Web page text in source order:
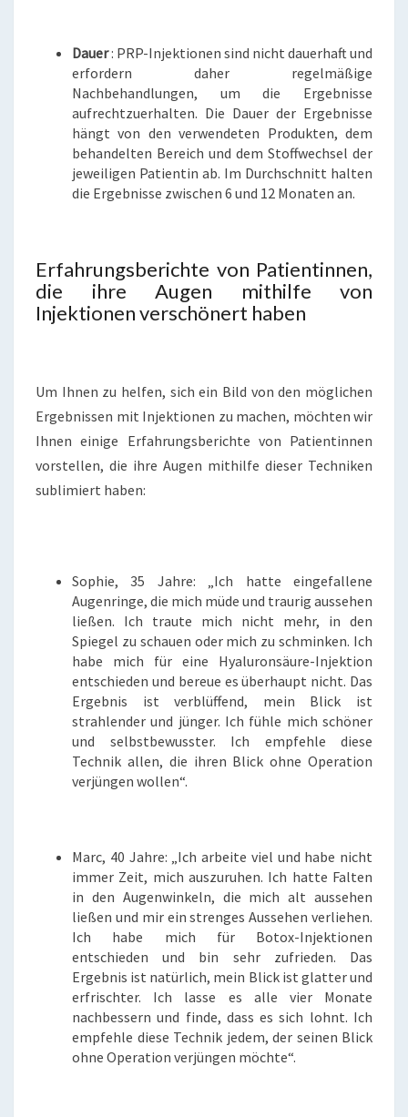
Dauer: PRP-Injektionen sind nicht dauerhaft und
erfordern daher regelmäßige
Nachbehandlungen, um die Ergebnisse
aufrechtzuerhalten. Die Dauer der Ergebnisse
hängt von den verwendeten Produkten, dem
behandelten Bereich und dem Stoffwechsel der
jeweiligen Patientin ab. Im Durchschnitt halten
die Ergebnisse zwischen 6 und 12 Monaten an.
Erfahrungsberichte von Patientinnen,
die ihre Augen mithilfe von
Injektionen verschönert haben
Um Ihnen zu helfen, sich ein Bild von den möglichen
Ergebnissen mit Injektionen zu machen, möchten wir
Ihnen einige Erfahrungsberichte von Patientinnen
vorstellen, die ihre Augen mithilfe dieser Techniken
sublimiert haben:
Sophie, 35 Jahre: „Ich hatte eingefallene
Augenringe, die mich müde und traurig aussehen
ließen. Ich traute mich nicht mehr, in den
Spiegel zu schauen oder mich zu schminken. Ich
habe mich für eine Hyaluronsäure-Injektion
entschieden und bereue es überhaupt nicht. Das
Ergebnis ist verblüffend, mein Blick ist
strahlender und jünger. Ich fühle mich schöner
und selbstbewusster. Ich empfehle diese
Technik allen, die ihren Blick ohne Operation
verjüngen wollen“.
Marc, 40 Jahre: „Ich arbeite viel und habe nicht
immer Zeit, mich auszuruhen. Ich hatte Falten
in den Augenwinkeln, die mich alt aussehen
ließen und mir ein strenges Aussehen verliehen.
Ich habe mich für Botox-Injektionen
entschieden und bin sehr zufrieden. Das
Ergebnis ist natürlich, mein Blick ist glatter und
erfrischter. Ich lasse es alle vier Monate
nachbessern und finde, dass es sich lohnt. Ich
empfehle diese Technik jedem, der seinen Blick
ohne Operation verjüngen möchte“.